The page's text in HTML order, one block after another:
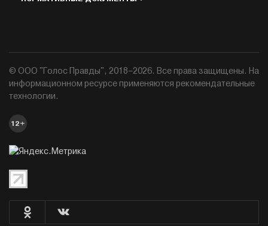
© ООО "Голос Правды", 2018–2026. Все права защищены. На
информационном ресурсе применяются рекомендательные
технологии.
12+